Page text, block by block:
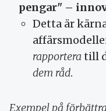
pengar" –
Detta är
rapportera till
dem råd.
Exempel på